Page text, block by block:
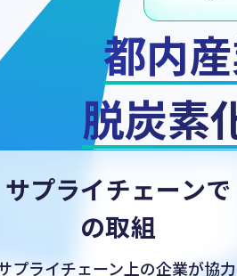
都内
脱炭素
都内
脱炭素
サプライチェーンで
の取組
プライチェーン上の企業が協力